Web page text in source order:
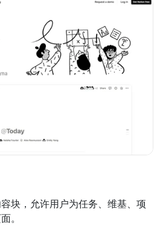
块，允许用户为任务、维基、项
。